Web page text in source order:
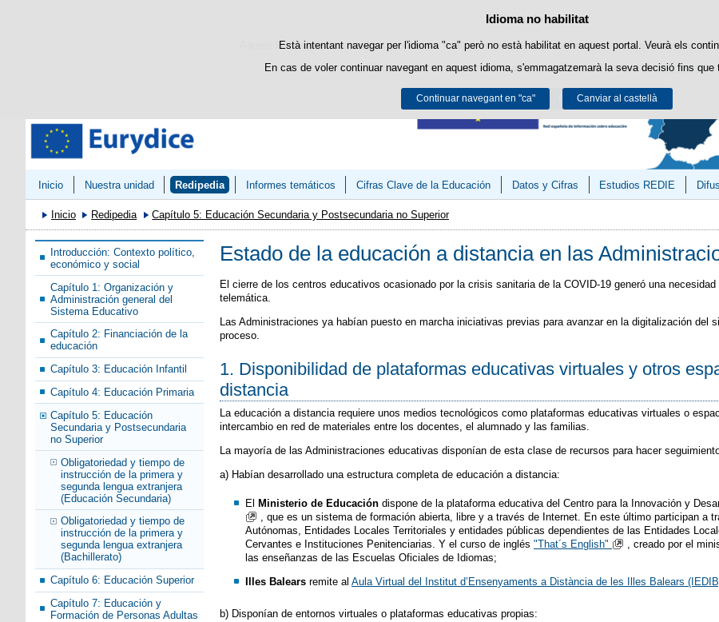
Política de cookies
Aquest lloc web utilitza cookies pròpies per facilitar la navegació i cookies de tercers per obtenir
Podeu obtenir més informació a l'apartat "Cookies" del nostreavís legal.
Acceptar Rebutjar
Idioma no habilitat
Està intentant navegar per l'idioma "ca" però no està habilitat en aquest portal. Veurà els
En cas de voler continuar navegant en aquest idioma, s'emmagatzemarà la seva decisió fins que
Continuar navegant en "ca" Canviar al castellà
Passar al contingut
Inicio Nuestra unidad Redipedia Informes temáticos Cifras Clave de la Educación Datos y Cifras Estudios REDIE
Inicio Redipedia Capítulo 5: Educación Secundaria y Postsecundaria no Superior
Introducción: Contexto político,
económico y social
Capítulo 1: Organización y
Administración general del
Sistema Educativo
Capítulo 2: Financiación de la
educación
Capítulo 3: Educación Infantil
Capítulo 4: Educación Primaria
Capítulo 5: Educación
Secundaria y Postsecundaria
no Superior
Obligatoriedad y tiempo de
instrucción de la primera y
segunda lengua extranjera
(Educación Secundaria)
Obligatoriedad y tiempo de
instrucción de la primera y
segunda lengua extranjera
(Bachillerato)
Capítulo 6: Educación Superior
Capítulo 7: Educación y
Formación de Personas Adultas
Estado de la educación a distancia en las
El cierre de los centros educativos ocasionado por la crisis sanitaria de la COVID-19 generó una
telemática.
Las Administraciones ya habían puesto en marcha iniciativas previas para avanzar en la digitalización del
proceso.
1. Disponibilidad de plataformas educativas virtuales y otros
distancia
La educación a distancia requiere unos medios tecnológicos como plataformas educativas virtuales o
intercambio en red de materiales entre los docentes, el alumnado y las familias.
La mayoría de las Administraciones educativas disponían de esta clase de recursos para hacer
a) Habían desarrollado una estructura completa de educación a distancia:
El Ministerio de Educacióndispone de la plataforma educativa del Centro para la Innovación y
, que es un sistema de formación abierta, libre y a través de Internet. En este último participan a
Autónomas, Entidades Locales Territoriales y entidades públicas dependientes de las Entidades
Cervantes e Instituciones Penitenciarias. Y el curso de inglés "That´s English"
, creado por el
las enseñanzas de las Escuelas Oficiales de Idiomas;
Illes Balearsremite al Aula Virtual del Institut d’Ensenyaments a Distància de les Illes Balears
b) Disponían de entornos virtuales o plataformas educativas propias: